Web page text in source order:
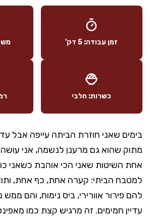
זמן עבודה: 5 דק' משך
כשרות: חלבי
בימים שאני חוזרת הביתה עייפה אבל
אחת השיטות שאני הכי אוהבת כשאני
למטבח הביתי: קערה אחת, כף אחת,
להם פירור אוורירי, ביס נימוח, והם
עדיין חמימים. זה מרגיש קצת כמו